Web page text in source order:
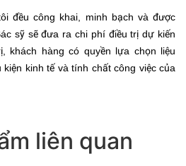
đều công khai, minh bạch và được
sỹ sẽ đưa ra chi phí điều trị dự kiến
khách hàng có quyền lựa chọn liệu
kinh tế và tính chất công việc của
liên quan